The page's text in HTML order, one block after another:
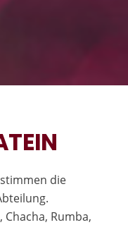
die
Chacha, Rumba,